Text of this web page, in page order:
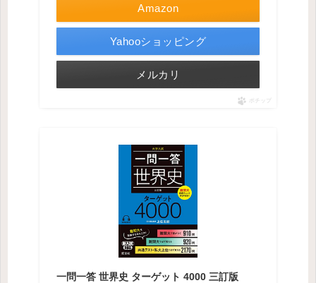
Amazon
Yahooショッピング
メルカリ
ポチップ
一問一答 世界史 ターゲット 4000 三訂版